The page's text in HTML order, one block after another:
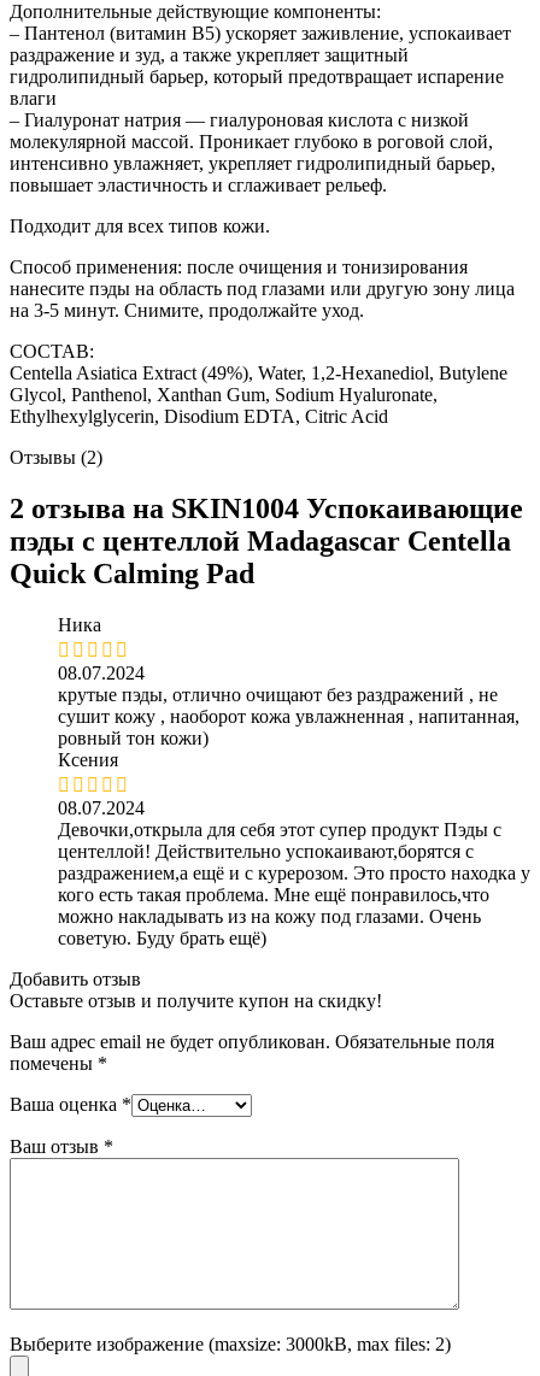
Дополнительные действующие компоненты:
– Пантенол (витамин B5) ускоряет заживление, успокаивает
раздражение и зуд, а также укрепляет защитный
гидролипидный барьер, который предотвращает испарение
влаги
– Гиалуронат натрия — гиалуроновая кислота с низкой
молекулярной массой. Проникает глубоко в роговой слой,
интенсивно увлажняет, укрепляет гидролипидный барьер,
повышает эластичность и сглаживает рельеф.
Подходит для всех типов кожи.
Способ применения: после очищения и тонизирования
нанесите пэды на область под глазами или другую зону лица
на 3-5 минут. Снимите, продолжайте уход.
СОСТАВ:
Centella Asiatica Extract (49%), Water, 1,2-Hexanediol, Butylene
Glycol, Panthenol, Xanthan Gum, Sodium Hyaluronate,
Ethylhexylglycerin, Disodium EDTA, Citric Acid
Отзывы (2)
2 отзыва на SKIN1004 Успокаивающие
пэды с центеллой Madagascar Centella
Quick Calming Pad
Ника
08.07.2024
крутые пэды, отлично очищают без раздражений , не
сушит кожу , наоборот кожа увлажненная , напитанная,
ровный тон кожи)
Ксения
08.07.2024
Девочки,открыла для себя этот супер продукт Пэды с
центеллой! Действительно успокаивают,борятся с
раздражением,а ещё и с курерозом. Это просто находка у
кого есть такая проблема. Мне ещё понравилось,что
можно накладывать из на кожу под глазами. Очень
советую. Буду брать ещё)
Добавить отзыв
Оставьте отзыв и получите купон на скидку!
Ваш адрес email не будет опубликован. Обязательные поля
помечены *
Ваша оценка *
Ваш отзыв *
Выберите изображение (maxsize: 3000kB, max files: 2)